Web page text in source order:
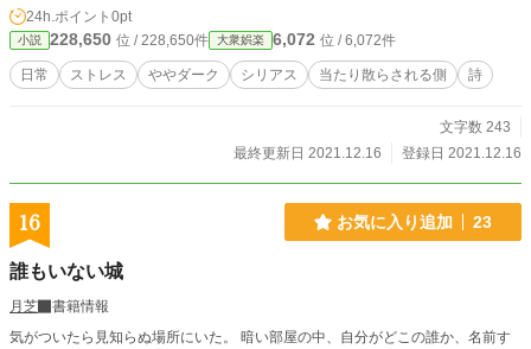
24h.ポイント 0pt
小説 228,650 位 / 228,650件 大衆娯楽 6,072 位 / 6,072件
日常 ストレス ややダーク シリアス 当たり散らされる側 詩
文字数 243
最終更新日 2021.12.16
登録日 2021.12.16
16 お気に入り追加 23
誰もいない城
月芝
書籍情報
気がついたら見知らぬ場所にいた。 暗い部屋の中、自分がどこの誰か、名前す